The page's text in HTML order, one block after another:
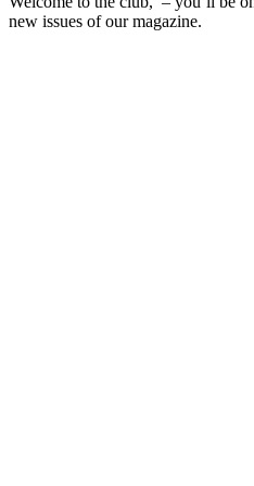
new issues of our magazine.